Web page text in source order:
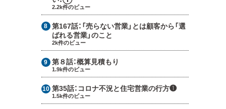
2.2k件のビュー
第167話： 「売らない営業」とは顧客から「選
ばれる営業」のこと
2k件のビュー
第８話：概算見積もり
1.9k件のビュー
第35話： コロナ不況と住宅営業の行方❶
1.5k件のビュー